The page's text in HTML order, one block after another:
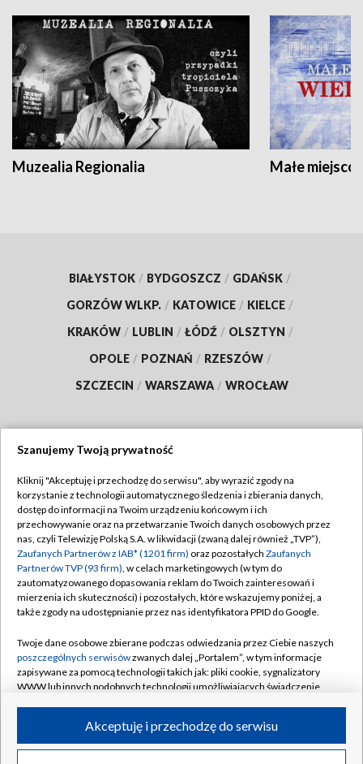
Muzealia Regionalia Małe
BIAŁYSTOK / BYDGOSZCZ / GDAŃSK /
GORZÓW WLKP. / KATOWICE / KIELCE /
KRAKÓW / LUBLIN / ŁÓDŹ / OLSZTYN /
OPOLE / POZNAŃ / RZESZÓW /
SZCZECIN / WARSZAWA / WROCŁAW
TVP
Abonament TVP
Emisja w TVP
Centrum informacji TVP
Naziemna Telewizja Cyfrowa
Rada Programowa
System NOS
Informacje o nadawcy
Program dla prasy
Regulamin TVP
Polityka prywatności
Moje zgody
Pomoc
Kontakt
Kanały
©2026 Telewizja Polska S.A. w likwidacji
Szanujemy Twoją prywatność
Kliknij "Akceptuję i przechodzę do serwisu", aby wyrazić zgody na
korzystanie z technologii automatycznego śledzenia i zbierania danych,
dostęp do informacji na Twoim urządzeniu końcowym i ich
przechowywanie oraz na przetwarzanie Twoich danych osobowych przez
nas, czyli Telewizję Polską S.A. w likwidacji (zwaną dalej również „TVP”),
Zaufanych Partnerów z IAB* (1201 firm) oraz pozostałych Zaufanych
Partnerów TVP (93 firm), w celach marketingowych (w tym do
zautomatyzowanego dopasowania reklam do Twoich zainteresowań i
mierzenia ich skuteczności) i pozostałych, które wskazujemy poniżej, a
także zgody na udostępnianie przez nas identyfikatora PPID do Google.
Twoje dane osobowe zbierane podczas odwiedzania przez Ciebie naszych
poszczególnych serwisówzwanych dalej „Portalem”, w tym informacje
zapisywane za pomocą technologii takich jak: pliki cookie, sygnalizatory
WWW lub innych podobnych technologii umożliwiających świadczenie
ruchu w Internecie.Akceptuję i przechodzę do serwisu